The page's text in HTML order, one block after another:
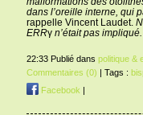
dans l’oreille interne, qui
rappelle Vincent Laudet.
ERRγ n’était pas
22:33 Publié dans politique &
Commentaires (0) | Tags :
Facebook |